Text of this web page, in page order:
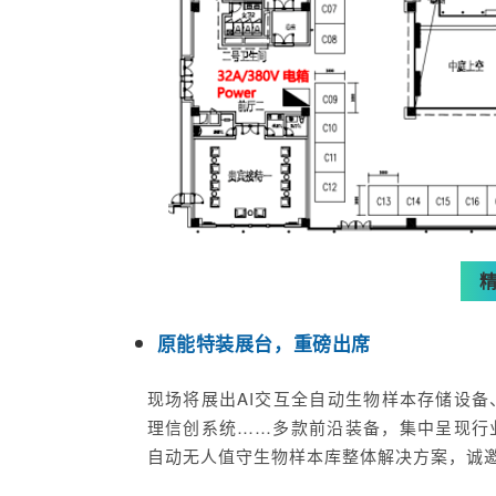
原能特装展台，重磅出席
现场将展出AI交互全自动生物样本存储设
理信创系统……多款前沿装备，集中呈现行
自动无人值守生物样本库整体解决方案，诚